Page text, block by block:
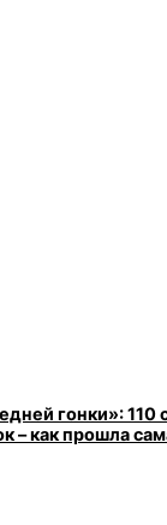
гонки»: 110
– как прошла